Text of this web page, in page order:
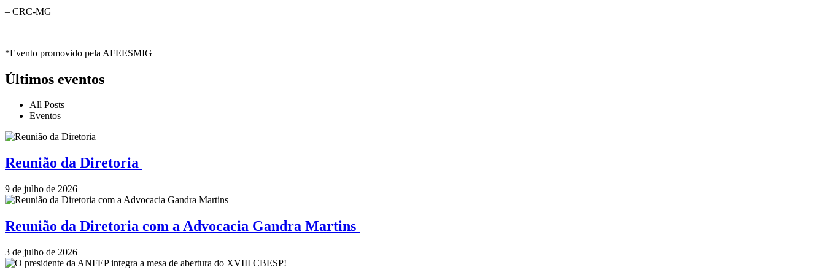
– CRC-MG
*Evento promovido pela AFEESMIG
Últimos eventos
All Posts
Eventos
Reunião da Diretoria
9 de julho de 2026
Reunião da Diretoria com a Advocacia Gandra Martins
3 de julho de 2026